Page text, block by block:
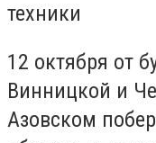
техники
12 октября от
Винницкой и
Азовском